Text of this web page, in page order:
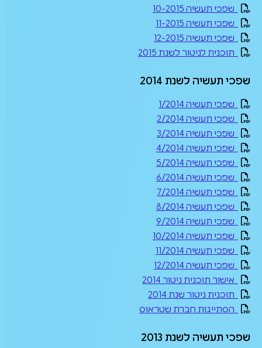
שפכי תעשיה 10-2015
שפכי תעשיה 11-2015
שפכי תעשיה 12-2015
תוכנית לניטור לשנת 2015
שפכי תעשיה לשנת 2014
שפכי תעשיה 1/2014
שפכי תעשיה 2/2014
שפכי תעשיה 3/2014
שפכי תעשיה 4/2014
שפכי תעשיה 5/2014
שפכי תעשיה 6/2014
שפכי תעשיה 7/2014
שפכי תעשיה 8/2014
שפכי תעשיה 9/2014
שפכי תעשיה 10/2014
שפכי תעשיה 11/2014
שפכי תעשיה 12/2014
אישור תוכנית ניטור 2014
תוכנית ניטור שנת 2014
הסתייגות חברת שטראוס
שפכי תעשיה לשנת 2013